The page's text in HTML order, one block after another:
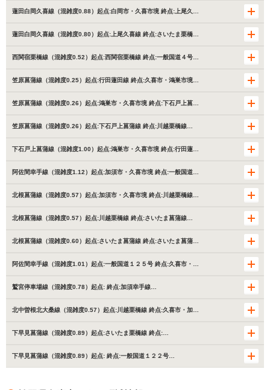
蓮田白岡久喜線（混雑度0.88）起点:白岡市・久喜市境 終点:上尾久…
蓮田白岡久喜線（混雑度0.80）起点:上尾久喜線 終点:さいたま栗橋…
西関宿栗橋線（混雑度0.52）起点:西関宿栗橋線 終点:一般国道４号…
笠原菖蒲線（混雑度0.25）起点:行田蓮田線 終点:久喜市・鴻巣市境…
笠原菖蒲線（混雑度0.26）起点:鴻巣市・久喜市境 終点:下石戸上菖…
笠原菖蒲線（混雑度0.26）起点:下石戸上菖蒲線 終点:川越栗橋線…
下石戸上菖蒲線（混雑度1.00）起点:鴻巣市・久喜市境 終点:行田蓮…
阿佐間幸手線（混雑度1.12）起点:加須市・久喜市境 終点:一般国道…
北根菖蒲線（混雑度0.57）起点:加須市・久喜市境 終点:川越栗橋線…
北根菖蒲線（混雑度0.57）起点:川越栗橋線 終点:さいたま菖蒲線…
北根菖蒲線（混雑度0.60）起点:さいたま菖蒲線 終点:さいたま菖蒲…
阿佐間幸手線（混雑度1.01）起点:一般国道１２５号 終点:久喜市・…
鷲宮停車場線（混雑度0.78）起点: 終点:加須幸手線…
北中曽根北大桑線（混雑度0.57）起点:川越栗橋線 終点:久喜市・加…
下早見菖蒲線（混雑度0.89）起点:さいたま栗橋線 終点:…
下早見菖蒲線（混雑度0.89）起点: 終点:一般国道１２２号…